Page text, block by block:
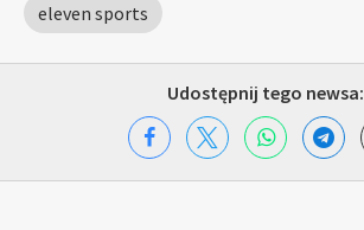
eleven sports
Udostępnij tego newsa: